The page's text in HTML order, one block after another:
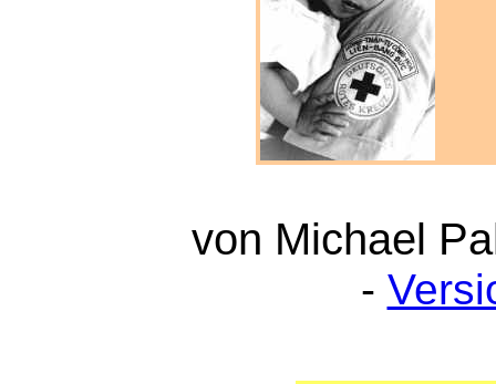
von Michael
-